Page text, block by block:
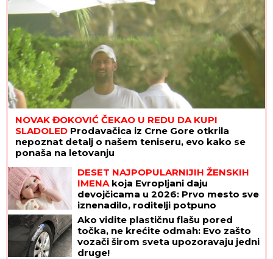
NOVAK ĐOKOVIĆ ČEKAO U REDU DA KUPI
SLADOLED Prodavačica iz Crne Gore otkrila
nepoznat detalj o našem teniseru, evo kako se
ponaša na letovanju
DESET NAJPOPULARNIJIH ŽENSKIH
IMENAkoja Evropljani daju
devojčicama u 2026: Prvo mesto sve
iznenadilo, roditelji potpuno
promenili favorite
Ako vidite plastičnu flašu pored
točka, ne krećite odmah: Evo zašto
vozači širom sveta upozoravaju jedni
druge!